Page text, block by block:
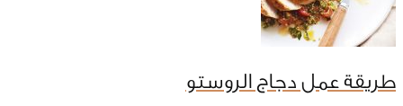
طريقة عمل دجاج الروستو